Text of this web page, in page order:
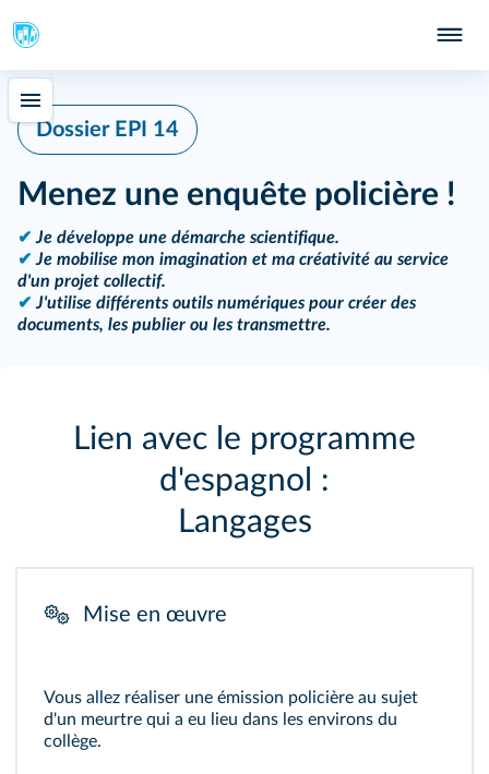
Dossier EPI 14
Menez une enquête policière !
✔ Je développe une démarche scientifique.
✔ Je mobilise mon imagination et ma créativité au service
d'un projet collectif.
✔ J'utilise différents outils numériques pour créer des
documents, les publier ou les transmettre.
Lien avec le programme
d'espagnol :
Langages
Mise en œuvre
Vous allez réaliser une émission policière au sujet
d'un meurtre qui a eu lieu dans les environs du
collège.